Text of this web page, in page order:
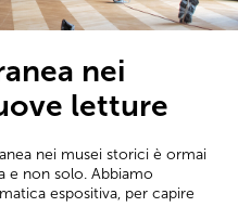
nei
letture
nei musei storici è ormai
e non solo. Abbiamo
espositiva, per capire